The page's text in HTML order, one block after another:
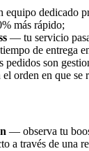
dedicado
más rápido;
— tu servicio
de entrega
son
orden en que se
— observa tu
a través de una